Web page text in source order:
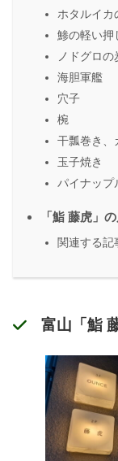
ホタルイカ
鯵の軽い押
ノドグロの
海胆軍艦
穴子
椀
干瓢巻き、
玉子焼き
パイナップ
「鮨 藤虎」
関連する記
富山「鮨